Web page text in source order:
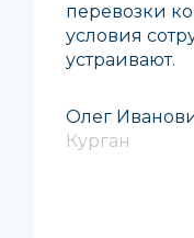
перевозки
условия
устраивают.
Олег
Курган